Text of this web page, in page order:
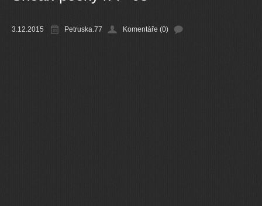
3.12.2015 Petruska.77 Komentáře (0)